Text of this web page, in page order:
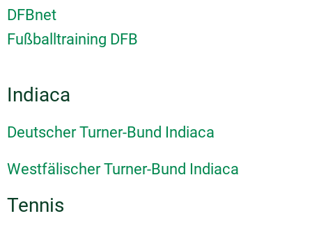
DFBnet
Fußballtraining DFB
Indiaca
Deutscher Turner-Bund Indiaca
Westfälischer Turner-Bund Indiaca
Tennis